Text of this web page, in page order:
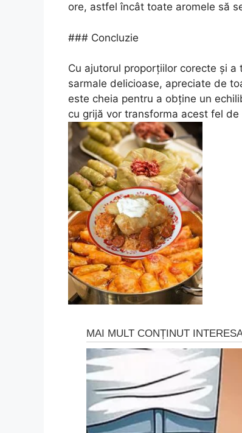
ore, astfel încât toate aromele să
### Concluzie
Cu ajutorul proporțiilor corecte și
sarmale delicioase, apreciate de
este cheia pentru a obține un
cu grijă vor transforma acest fel